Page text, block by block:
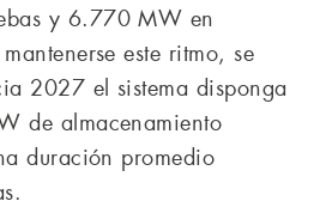
y 6.770 MW en
este ritmo, se
2027 el sistema disponga
de almacenamiento
duración promedio